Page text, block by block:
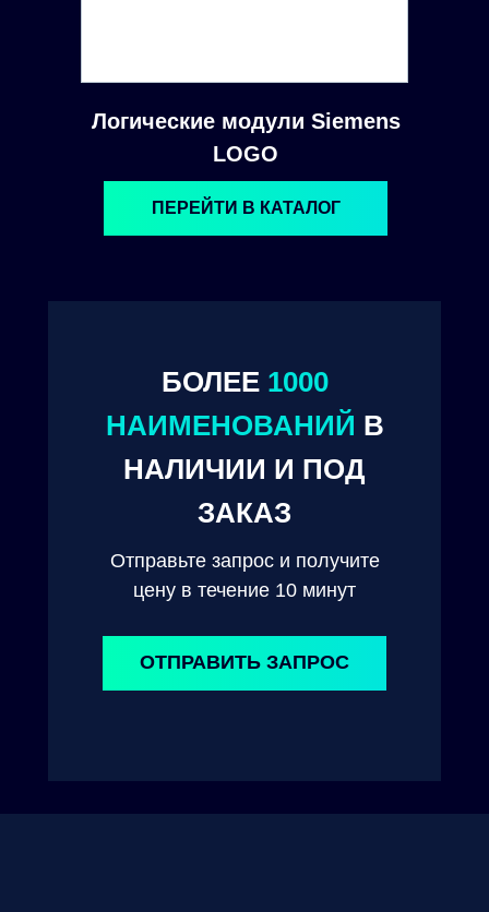
ОТПРАВИТЬ ЗАПРОС
БОЛЕЕ 1000
НАИМЕНОВАНИЙ В
НАЛИЧИИ И ПОД
ЗАКАЗ
Отправьте запрос и получите
цену в течение 10 минут
Логические модули Siemens
LOGO
ПЕРЕЙТИ В КАТАЛОГ
© 2024. ООО "Технокам Инжиниринг"